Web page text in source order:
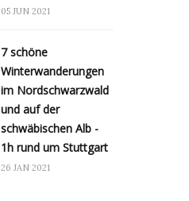
05 JUN 2021
7 schöne
Winterwanderungen
im Nordschwarzwald
und auf der
schwäbischen Alb -
1h rund um Stuttgart
26 JAN 2021